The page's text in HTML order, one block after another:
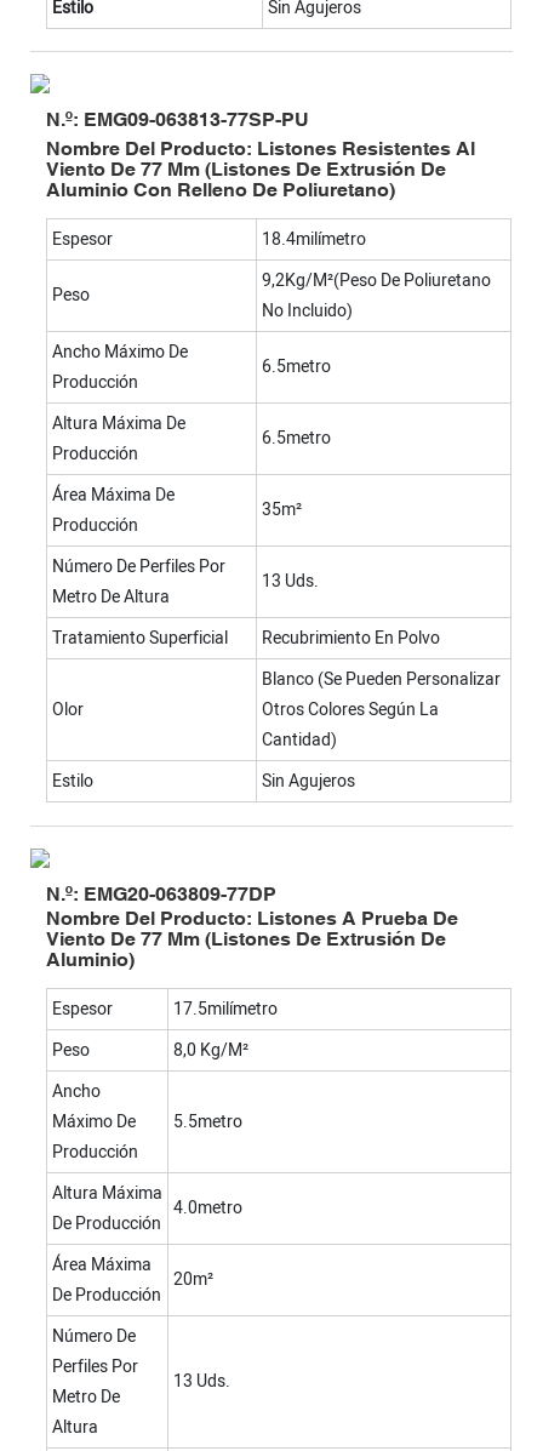
Estilo Sin Agujeros
N.º: EMG09-063813-77SP-PU
Nombre Del Producto: Listones Resistentes Al
Viento De 77 Mm (listones De Extrusión De
Aluminio Con Relleno De Poliuretano)
Espesor 18.4milímetro
Peso
9,2Kg/m²(Peso De Poliuretano
No Incluido)
Ancho Máximo De
Producción
6.5metro
Altura Máxima De
Producción
6.5metro
Área Máxima De
Producción
35m²
Número De Perfiles Por
Metro De Altura
13 Uds.
Tratamiento Superficial Recubrimiento En Polvo
Olor
Blanco (se Pueden Personalizar
Otros Colores Según La
Cantidad)
Estilo
Sin Agujeros
N.º: EMG20-063809-77DP
Nombre Del Producto: Listones A Prueba De
Viento De 77 Mm (listones De Extrusión De
Aluminio)
Espesor
17.5milímetro
Peso
8,0 Kg/m²
Ancho
Máximo De
Producción
5.5metro
Altura Máxima
De Producción
4.0metro
Área Máxima
De Producción
20m²
Número De
Perfiles Por
Metro De
Altura
13 Uds.